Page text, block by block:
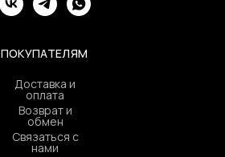
ПОКУПАТЕЛЯМ
Доставка и
оплата
Возврат и
обмен
Связаться с
нами